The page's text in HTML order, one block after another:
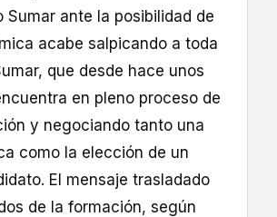
Sumar ante la posibilidad de
acabe salpicando a toda
que desde hace unos
en pleno proceso de
y negociando tanto una
como la elección de un
El mensaje trasladado
de la formación, según